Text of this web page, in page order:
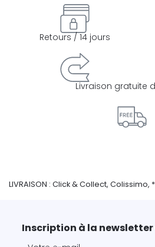
Retours / 14 jours
Livraison gratuite
LIVRAISON : Click & Collect, Colissimo,
Inscription à la newsletter